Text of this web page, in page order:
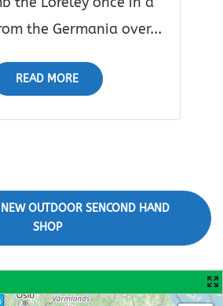
the Germania over...
READ MORE
NEW OUTDOOR SENCOND HAND
SHOP